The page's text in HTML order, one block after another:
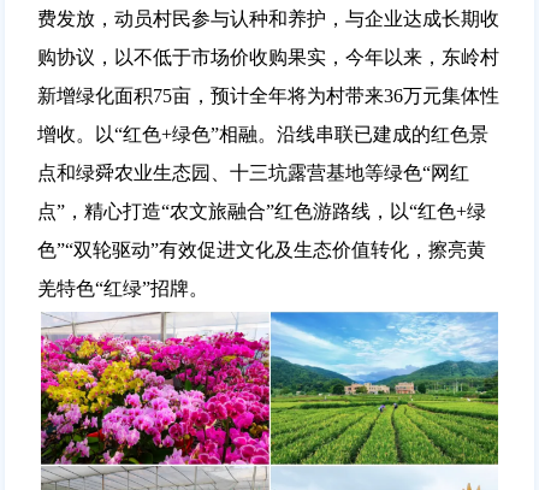
费发放，动员村民参与认种和养护，与企业达成长期收
购协议，以不低于市场价收购果实，今年以来，东岭村
新增绿化面积75亩，预计全年将为村带来36万元集体性
增收。以“红色+绿色”相融。沿线串联已建成的红色景
点和绿舜农业生态园、十三坑露营基地等绿色“网红
点”，精心打造“农文旅融合”红色游路线，以“红色+绿
色”“双轮驱动”有效促进文化及生态价值转化，擦亮黄
羌特色“红绿”招牌。